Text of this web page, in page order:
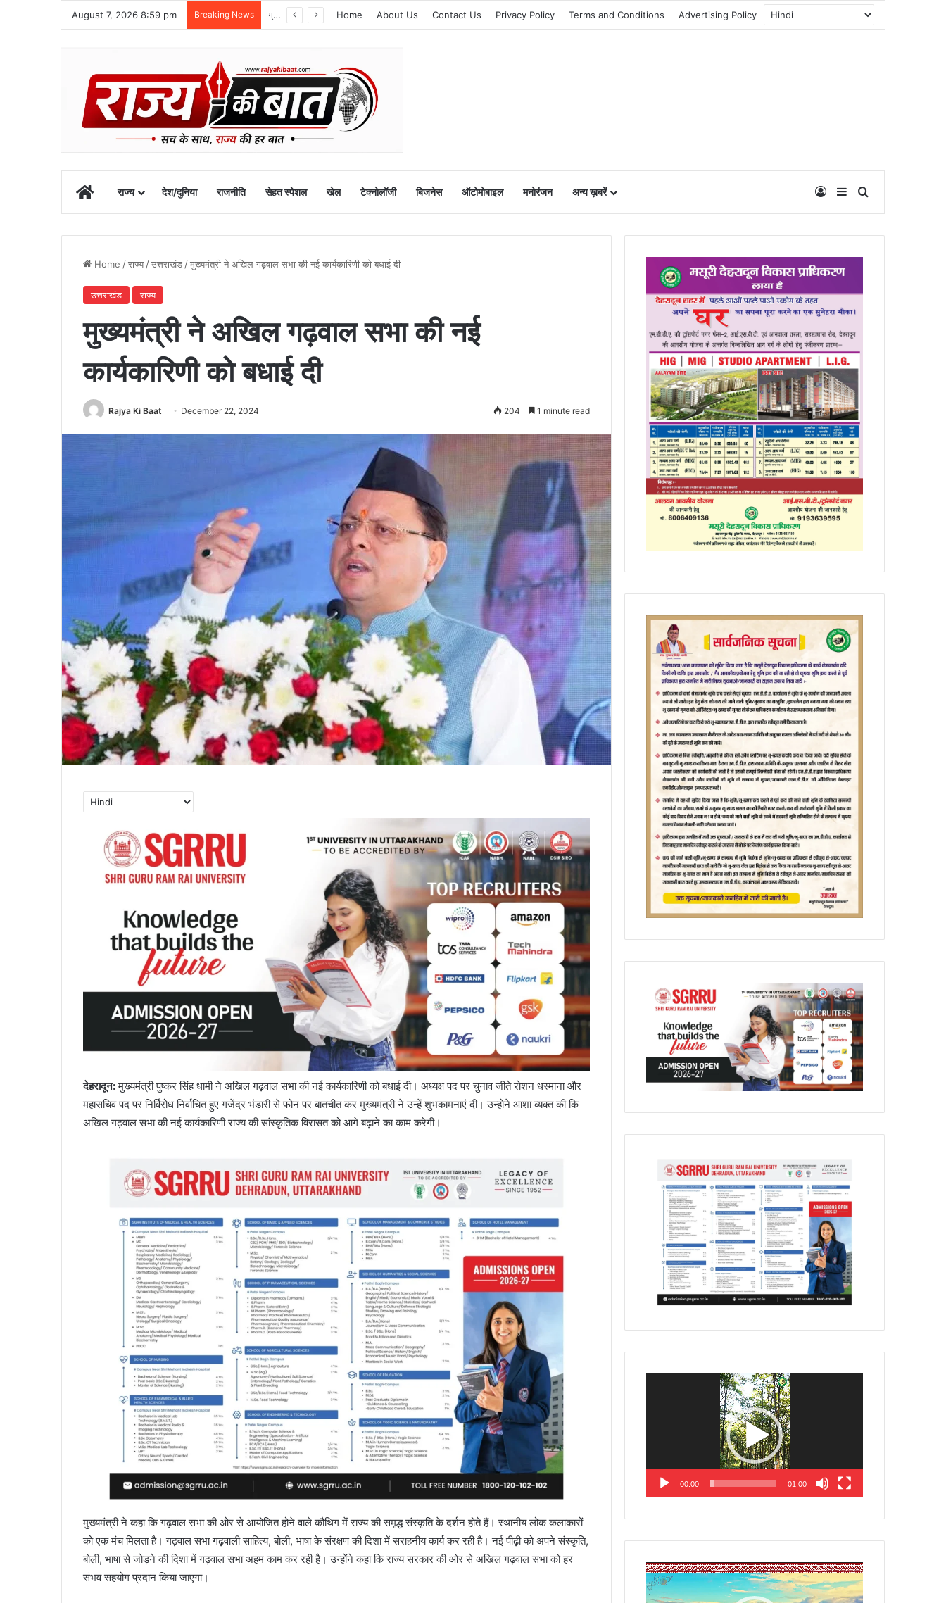
August 7, 2026 8:59 pm Breaking News 10 अगस्त तक उत्तराखंड में भारी बारिश का अलर्ट, रुद्रप्रयाग में स्कूल बंद Home About Us Contact Us Privacy Policy Terms and Conditions Advertising Policy
Homeराज्य देश/दुनिया राजनीति सेहत स्पेशल खेल टेक्नोलॉजी बिजनेस ऑटोमोबाइल मनोरंजन अन्य ख़बरें Log InSidebar
Home /राज्य /उत्तराखंड /मुख्यमंत्री ने अखिल गढ़वाल सभा की नई कार्यकारिणी को बधाई दी
उत्तराखंड राज्य
मुख्यमंत्री ने अखिल गढ़वाल सभा की नई
कार्यकारिणी को बधाई दी
Rajya Ki Baat December 22, 2024 204 1 minute read
देहरादून:मुख्यमंत्री पुष्कर सिंह धामी ने अखिल गढ़वाल सभा की नई कार्यकारिणी को बधाई दी। अध्यक्ष पद पर चुनाव जीते रोशन धस्माना और
महासचिव पद पर निर्विरोध निर्वाचित हुए गजेंद्र भंडारी से फोन पर बातचीत कर मुख्यमंत्री ने उन्हें शुभकामनाएं दी। उन्होने आशा व्यक्त की कि
अखिल गढ़वाल सभा की नई कार्यकारिणी राज्य की सांस्कृतिक विरासत को आगे बढ़ाने का काम करेगी।
मुख्यमंत्री ने कहा कि गढ़वाल सभा की ओर से आयोजित होने वाले कौथिग में राज्य की समृद्ध संस्कृति के दर्शन होते हैं। स्थानीय लोक कलाकारों
को एक मंच मिलता है। गढ़वाल सभा गढ़वाली साहित्य, बोली, भाषा के संरक्षण की दिशा में सराहनीय कार्य कर रही है। नई पीढ़ी को अपने संस्कृति,
बोली, भाषा से जोड़ने की दिशा में गढ़वाल सभा अहम काम कर रही है। उन्होंने कहा कि राज्य सरकार की ओर से अखिल गढ़वाल सभा को हर
संभव सहयोग प्रदान किया जाएगा।
00:00 01:00
Video
Player